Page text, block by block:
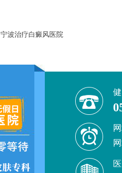
宁波治疗白癜风医院